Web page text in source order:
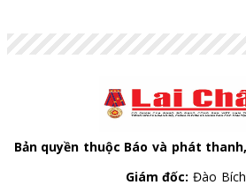
Bản quyền thuộc Báo và phát
Giám đốc: Đào